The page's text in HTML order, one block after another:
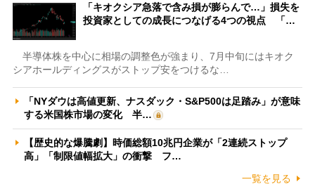
「キオクシア急落で含み損が膨らんで…」損失を
投資家としての成長につなげる4つの視点 「…
半導体株を中心に相場の調整色が強まり、7月中旬にはキオク
シアホールディングスがストップ安をつけるな…
「NYダウは高値更新、ナスダック・S&P500は足踏み」が意味
する米国株市場の変化 半…
【歴史的な爆騰劇】時価総額10兆円企業が「2連続ストップ
高」「制限値幅拡大」の衝撃 フ…
一覧を見る